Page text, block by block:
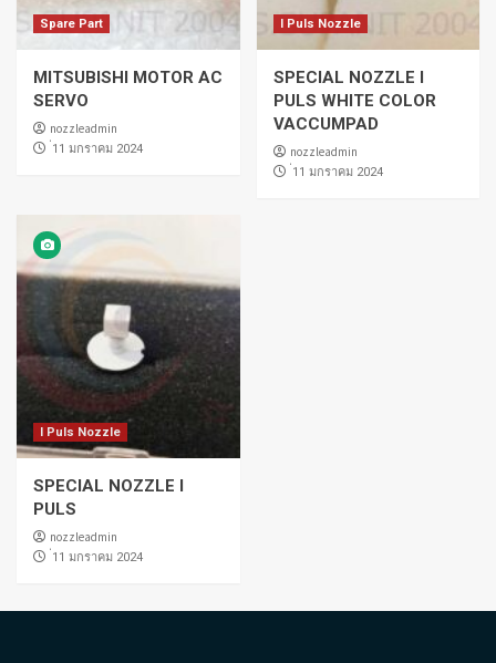
Spare Part
MITSUBISHI MOTOR AC
SERVO
nozzleadmin
่11 มกราคม 2024
I Puls Nozzle
SPECIAL NOZZLE I
PULS WHITE COLOR
VACCUMPAD
nozzleadmin
่11 มกราคม 2024
I Puls Nozzle
SPECIAL NOZZLE I
PULS
nozzleadmin
่11 มกราคม 2024